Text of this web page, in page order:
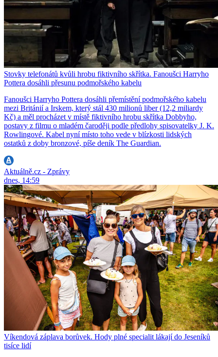
Stovky telefonátů kvůli hrobu fiktivního skřítka. Fanoušci Harryho
Pottera dosáhli přesunu podmořského kabelu
Fanoušci Harryho Pottera dosáhli přemístění podmořského kabelu
mezi Británií a Irskem, který stál 430 milionů liber (12,2 miliardy
Kč) a měl procházet v místě fiktivního hrobu skřítka Dobbyho,
postavy z filmu o mladém čaroději podle předlohy spisovatelky J. K.
Rowlingové. Kabel nyní místo toho vede v blízkosti lidských
ostatků z doby bronzové, píše deník The Guardian.
Aktuálně.cz - Zprávy
dnes, 14:59
Víkendová záplava borůvek. Hody plné specialit lákají do Jeseníků
tisíce lidí